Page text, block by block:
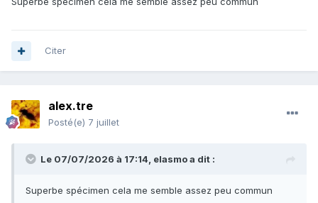
Citer
alex.tre
Posté(e) 7 juillet
Le 07/07/2026 à 17:14, elasmoa dit :
Superbe spécimen cela me semble assez peu commun